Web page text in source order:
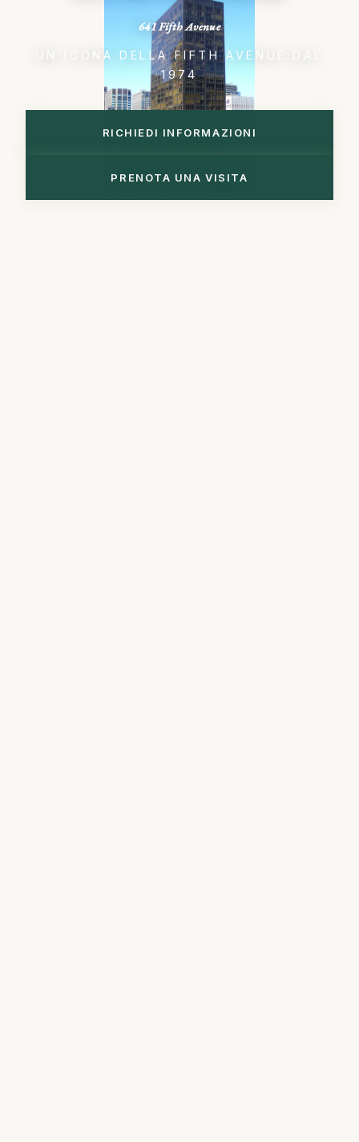
641 Fifth Avenue
UN'ICONA DELLA FIFTH AVENUE DAL
1974
RICHIEDI INFORMAZIONI
PRENOTA UNA VISITA